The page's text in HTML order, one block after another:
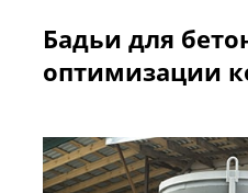
Бадьи для
оптимизации